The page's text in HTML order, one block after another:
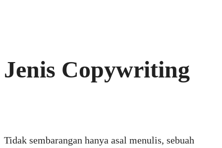
Jenis Copywriting
Tidak sembarangan hanya asal menulis, sebuah